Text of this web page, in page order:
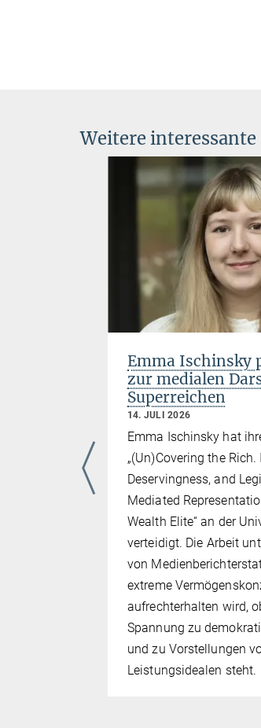
Weitere interessante
Emma Ischinsky
zur medialen
Superreichen
14. JULI 2026
Emma Ischinsky hat
„(Un)Covering the
Deservingness, and
Mediated
Wealth Elite“ an der
verteidigt. Die Arbeit
von
extreme
aufrechterhalten wird,
Spannung zu
und zu Vorstellungen
Leistungsidealen steht.